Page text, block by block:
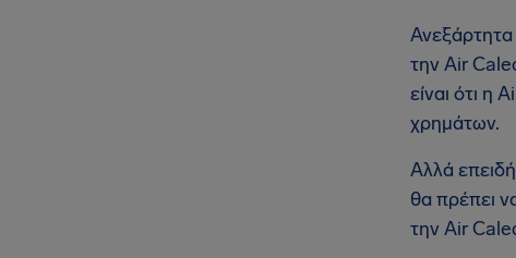
Ανεξάρτητα
την Air
είναι ότι η
χρημάτων.
Αλλά
θα πρέπει
την Air